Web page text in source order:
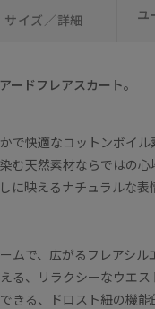
サイズ／詳細 ユ
ードフレアスカート。
で快適なコットンボイル
む天然素材ならではの心
に映えるナチュラルな表
ムで、広がるフレアシル
る、リラクシーなウエス
きる、ドロスト紐の機能